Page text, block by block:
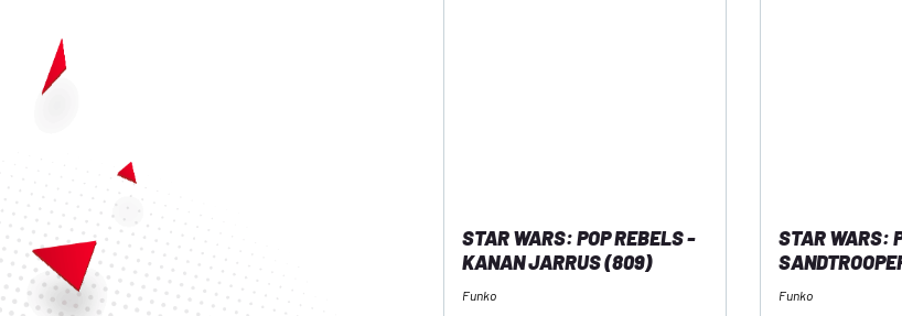
STAR WARS: POP REBELS -
KANAN JARRUS (809)
Funko
STAR WARS:
SCENES) (803)
Funko